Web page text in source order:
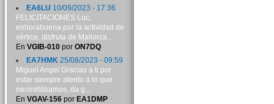
EA6LU 10/09/2023 - 17:36
FELICITACIONES Luc,
enhorabuena por la actividad de
vértice, disfruta de Mallorca...
En VGIB-010por ON7DQ
EA7HMK 25/08/2023 - 09:59
Miguel Angel Gracias a ti por
estar siempre atento a lo que
necesitábamos, da g...
En VGAV-156por EA1DMP